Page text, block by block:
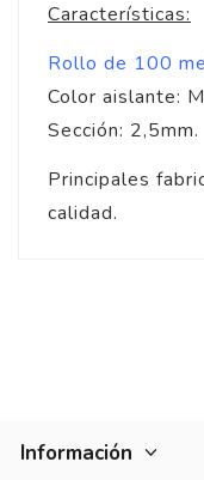
Características:
Rollo de 100
Color aislante:
Sección: 2,5mm.
Principales
calidad.
Información